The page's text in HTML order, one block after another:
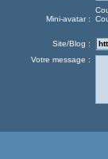
Mini-avatar :
Site/Blog :
Votre message :